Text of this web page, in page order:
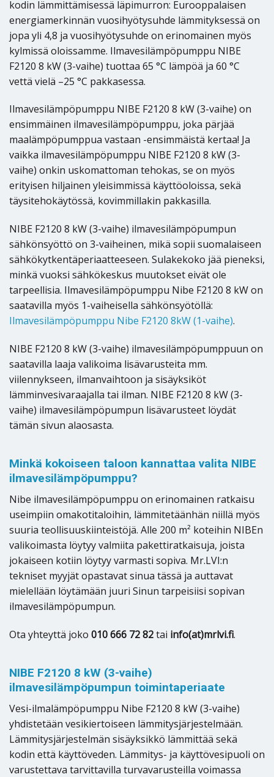
kodin lämmittämisessä läpimurron: Eurooppalaisen
energiamerkinnän vuosihyötysuhde lämmityksessä on
jopa yli 4,8 ja vuosihyötysuhde on erinomainen myös
kylmissä oloissamme. Ilmavesilämpöpumppu NIBE
F2120 8 kW (3-vaihe) tuottaa 65 °C lämpöä ja 60 °C
vettä vielä –25 °C pakkasessa.
Ilmavesilämpöpumppu NIBE F2120 8 kW (3-vaihe) on
ensimmäinen ilmavesilämpöpumppu, joka pärjää
maalämpöpumppua vastaan -ensimmäistä kertaa! Ja
vaikka ilmavesilämpöpumppu NIBE F2120 8 kW (3-
vaihe) onkin uskomattoman tehokas, se on myös
erityisen hiljainen yleisimmissä käyttöoloissa, sekä
täysitehokäytössä, kovimmillakin pakkasilla.
NIBE F2120 8 kW (3-vaihe) ilmavesilämpöpumpun
sähkönsyöttö on 3-vaiheinen, mikä sopii suomalaiseen
sähkökytkentäperiaatteeseen. Sulakekoko jää pieneksi,
minkä vuoksi sähkökeskus muutokset eivät ole
tarpeellisia. Ilmavesilämpöpumppu Nibe F2120 8 kW on
saatavilla myös 1-vaiheisella sähkönsyötöllä:
Ilmavesilämpöpumppu Nibe F2120 8kW (1-vaihe).
NIBE F2120 8 kW (3-vaihe) ilmavesilämpöpumppuun on
saatavilla laaja valikoima lisävarusteita mm.
viilennykseen, ilmanvaihtoon ja sisäyksiköt
lämminvesivaraajalla tai ilman. NIBE F2120 8 kW (3-
vaihe) ilmavesilämpöpumpun lisävarusteet löydät
tämän sivun alaosasta.
Minkä kokoiseen taloon kannattaa valita NIBE
ilmavesilämpöpumppu?
Nibe ilmavesilämpöpumppu on erinomainen ratkaisu
useimpiin omakotitaloihin, lämmitetäänhän niillä myös
suuria teollisuuskiinteistöjä. Alle 200 m² koteihin NIBEn
valikoimasta löytyy valmiita pakettiratkaisuja, joista
jokaiseen kotiin löytyy varmasti sopiva. Mr.LVI:n
tekniset myyjät opastavat sinua tässä ja auttavat
mielellään löytämään juuri Sinun tarpeisiisi sopivan
ilmavesilämpöpumpun.
Ota yhteyttä joko 010 666 72 82tai info(at)mrlvi.fi.
NIBE F2120 8 kW (3-vaihe)
ilmavesilämpöpumpun toimintaperiaate
Vesi-ilmalämpöpumppu Nibe F2120 8 kW (3-vaihe)
yhdistetään vesikiertoiseen lämmitysjärjestelmään.
Lämmitysjärjestelmän sisäyksikkö lämmittää sekä
kodin että käyttöveden. Lämmitys- ja käyttövesipuoli on
varustettava tarvittavilla turvavarusteilla voimassa